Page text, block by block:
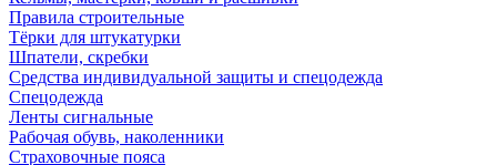
Правила строительные
Тёрки для штукатурки
Шпатели, скребки
Средства индивидуальной защиты и спецодежда
Спецодежда
Ленты сигнальные
Рабочая обувь, наколенники
Страховочные пояса